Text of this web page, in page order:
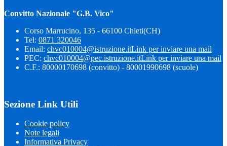
Convitto Nazionale "G.B. Vico"
Corso Marrucino, 135 - 66100 Chieti(CH)
Tel: 0871 320046
Email: chvc010004@istruzione.itLink per inviare una mail
PEC: chvc010004@pec.istruzione.itLink per inviare una mail
C.F.: 80000170698 (convitto) - 80001990698 (scuole)
Sezione Link Utili
Cookie policy
Note legali
Informativa Privacy